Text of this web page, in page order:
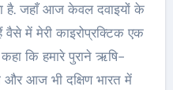
है. जहाँ आज केवल दवाइयों के
में मेरी काइरोप्रक्टिक एक
कि हमारे पुराने ऋषि-
और आज भी दक्षिण भारत में